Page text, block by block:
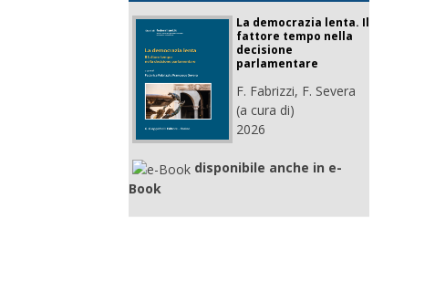
La democrazia lenta. Il
fattore tempo nella
decisione
parlamentare
F. Fabrizzi, F. Severa
(a cura di)
2026
disponibile anche in e-
Book